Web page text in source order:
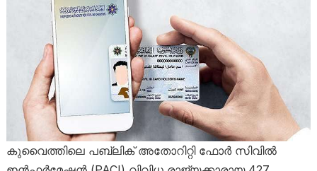
കുവൈത്തിലെ പബ്ലിക് അതോറിറ്റി ഫോർ സിവിൽ